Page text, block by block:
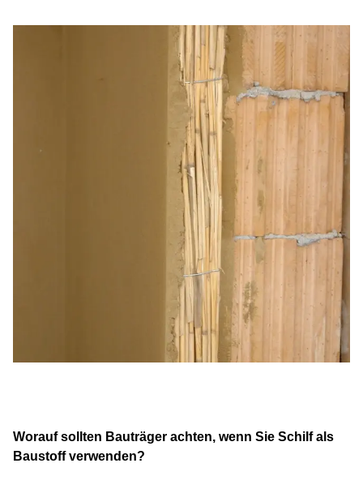
Worauf sollten Bauträger achten, wenn Sie Schilf als
Baustoff verwenden?